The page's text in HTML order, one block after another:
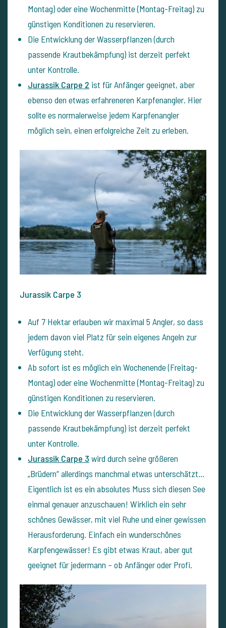
Montag) oder eine Wochenmitte (Montag-Freitag) zu
günstigen Konditionen zu reservieren.
Die Entwicklung der Wasserpflanzen (durch
passende Krautbekämpfung) ist derzeit perfekt
unter Kontrolle.
Jurassik Carpe 2 ist für Anfänger geeignet, aber
ebenso den etwas erfahreneren Karpfenangler. Hier
sollte es normalerweise jedem Karpfenangler
möglich sein, einen erfolgreiche Zeit zu erleben.
Jurassik Carpe 3
Auf 7 Hektar erlauben wir maximal 5 Angler, so dass
jedem davon viel Platz für sein eigenes Angeln zur
Verfügung steht.
Ab sofort ist es möglich ein Wochenende (Freitag-
Montag) oder eine Wochenmitte (Montag-Freitag) zu
günstigen Konditionen zu reservieren.
Die Entwicklung der Wasserpflanzen (durch
passende Krautbekämpfung) ist derzeit perfekt
unter Kontrolle.
Jurassik Carpe 3 wird durch seine größeren
„Brüdern“ allerdings manchmal etwas unterschätzt...
Eigentlich ist es ein absolutes Muss sich diesen See
einmal genauer anzuschauen! Wirklich ein sehr
schönes Gewässer, mit viel Ruhe und einer gewissen
Herausforderung. Einfach ein wunderschönes
Karpfengewässer! Es gibt etwas Kraut, aber gut
geeignet für jedermann – ob Anfänger oder Profi.